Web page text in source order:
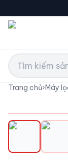
Trang chủ›Máy